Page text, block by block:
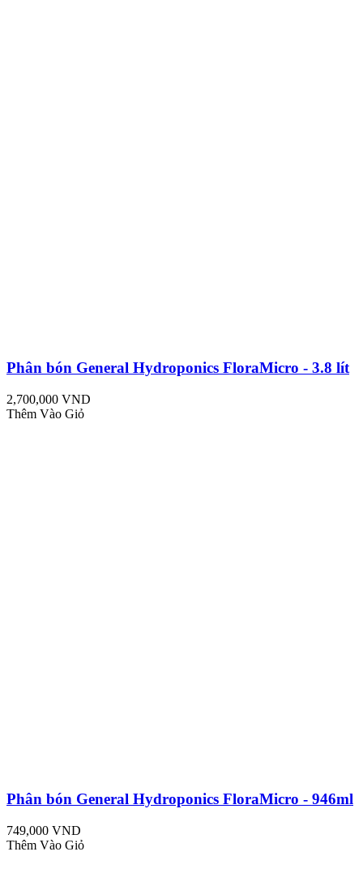
Phân bón General Hydroponics FloraMicro - 3.8 lít
2,700,000 VND
Thêm Vào Giỏ
Phân bón General Hydroponics FloraMicro - 946ml
749,000 VND
Thêm Vào Giỏ